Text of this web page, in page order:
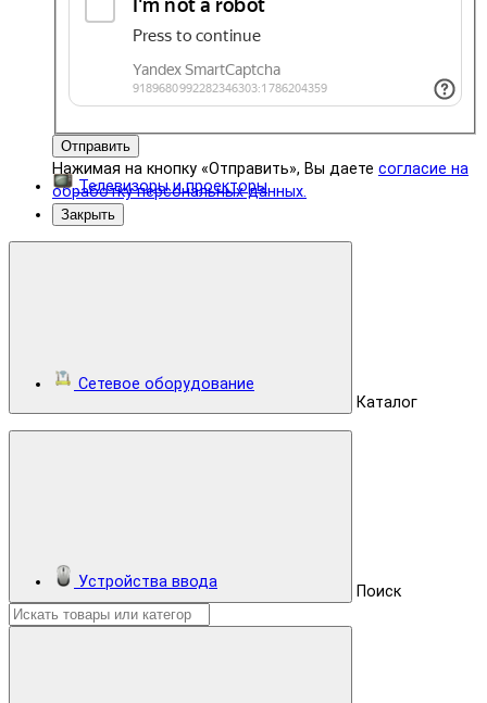
Отправить
Нажимая на кнопку «Отправить», Вы даете согласие на
обработку персональных данных.
Закрыть
Каталог
Поиск
Телевизоры и проекторы
Сетевое оборудование
Устройства ввода